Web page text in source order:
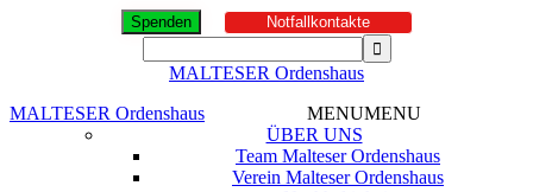
Spenden Notfallkontakte
MALTESER Ordenshaus
MALTESER Ordenshaus
MENUMENU
ÜBER UNS
Team Malteser Ordenshaus
Verein Malteser Ordenshaus